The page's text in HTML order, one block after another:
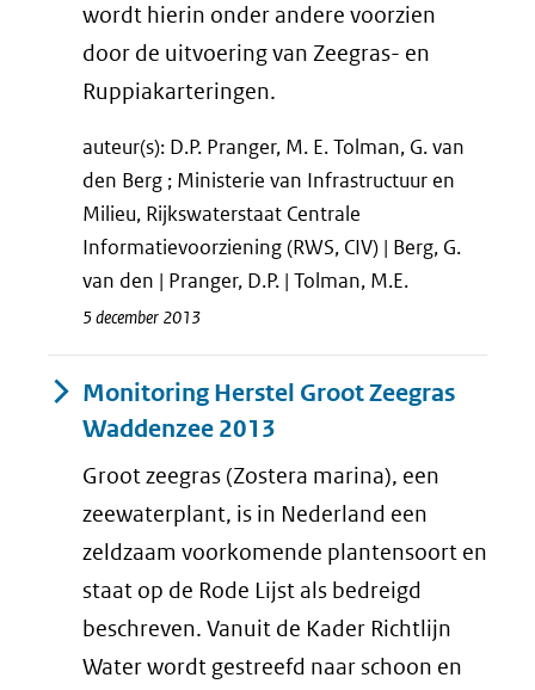
wordt hierin onder andere voorzien
door de uitvoering van Zeegras- en
Ruppiakarteringen.
auteur(s): D.P. Pranger, M. E. Tolman, G. van
den Berg ; Ministerie van Infrastructuur en
Milieu, Rijkswaterstaat Centrale
Informatievoorziening (RWS, CIV) | Berg, G.
van den | Pranger, D.P. | Tolman, M.E.
5 december 2013
Monitoring Herstel Groot Zeegras
Waddenzee 2013
Groot zeegras (Zostera marina), een
zeewaterplant, is in Nederland een
zeldzaam voorkomende plantensoort en
staat op de Rode Lijst als bedreigd
beschreven. Vanuit de Kader Richtlijn
Water wordt gestreefd naar schoon en